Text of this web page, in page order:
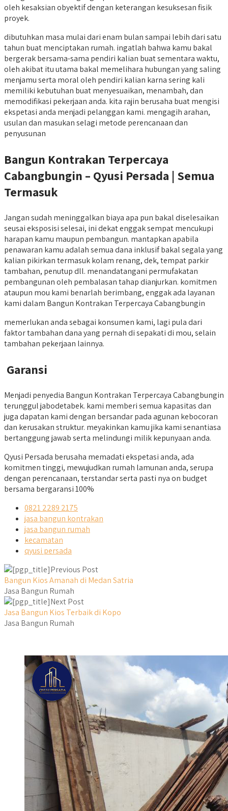
oleh kesaksian obyektif dengan keterangan kesuksesan fisik
proyek.
dibutuhkan masa mulai dari enam bulan sampai lebih dari satu
tahun buat menciptakan rumah. ingatlah bahwa kamu bakal
bergerak bersama-sama pendiri kalian buat sementara waktu,
oleh akibat itu utama bakal memelihara hubungan yang saling
menjamu serta moral oleh pendiri kalian karna sering kali
memiliki kebutuhan buat menyesuaikan, menambah, dan
memodifikasi pekerjaan anda. kita rajin berusaha buat mengisi
ekspetasi anda menjadi pelanggan kami. mengagih arahan,
usulan dan masukan selagi metode perencanaan dan
penyusunan
Bangun Kontrakan Terpercaya
Cabangbungin – Qyusi Persada | Semua
Termasuk
Jangan sudah meninggalkan biaya apa pun bakal diselesaikan
seusai eksposisi selesai, ini dekat enggak sempat mencukupi
harapan kamu maupun pembangun. mantapkan apabila
penawaran kamu adalah semua dana inklusif bakal segala yang
kalian pikirkan termasuk kolam renang, dek, tempat parkir
tambahan, penutup dll. menandatangani permufakatan
pembangunan oleh pembalasan tahap dianjurkan. komitmen
ataupun mou kami benarlah berimbang, enggak ada layanan
kami dalam Bangun Kontrakan Terpercaya Cabangbungin
memerlukan anda sebagai konsumen kami, lagi pula dari
faktor tambahan dana yang pernah di sepakati di mou, selain
tambahan pekerjaan lainnya.
Garansi
Menjadi penyedia Bangun Kontrakan Terpercaya Cabangbungin
terunggul jabodetabek. kami memberi semua kapasitas dan
juga dapatan kami dengan bersandar pada agunan kebocoran
dan kerusakan struktur. meyakinkan kamu jika kami senantiasa
bertanggung jawab serta melindungi milik kepunyaan anda.
Qyusi Persada berusaha memadati ekspetasi anda, ada
komitmen tinggi, mewujudkan rumah lamunan anda, serupa
dengan perencanaan, terstandar serta pasti nya on budget
bersama bergaransi 100%
0821 2289 2175
jasa bangun kontrakan
jasa bangun rumah
kecamatan
qyusi persada
Previous Post
Bangun Kios Amanah di Medan Satria
Jasa Bangun Rumah
Next Post
Jasa Bangun Kios Terbaik di Kopo
Jasa Bangun Rumah